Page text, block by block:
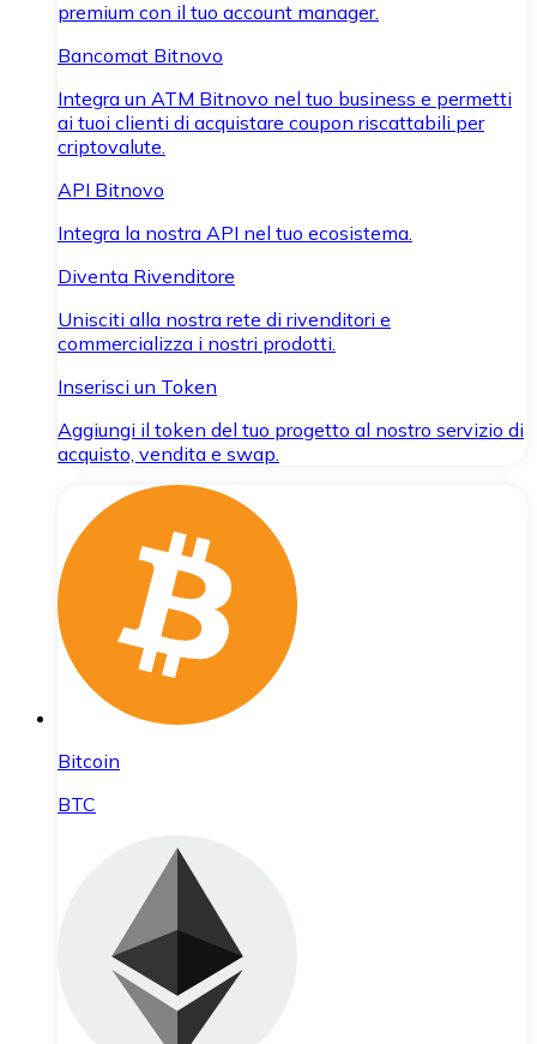
premium con il tuo account manager.
Bancomat Bitnovo
Integra un ATM Bitnovo nel tuo business e permetti
ai tuoi clienti di acquistare coupon riscattabili per
criptovalute.
API Bitnovo
Integra la nostra API nel tuo ecosistema.
Diventa Rivenditore
Unisciti alla nostra rete di rivenditori e
commercializza i nostri prodotti.
Inserisci un Token
Aggiungi il token del tuo progetto al nostro servizio di
acquisto, vendita e swap.
Bitcoin
BTC